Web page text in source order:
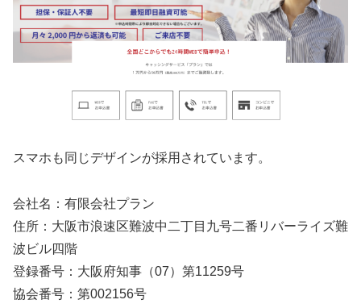
スマホも同じデザインが採用されています。
会社名：有限会社プラン
住所：大阪市浪速区難波中二丁目九号二番リバーライズ難
波ビル四階
登録番号：大阪府知事（07）第11259号
協会番号：第002156号